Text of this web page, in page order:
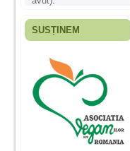
Fiica mea s-a nascut
ani, privind in urma
realizez cat de multe
greseli am facut in
educatia si cresterea
ei, am fost o mama
egoista, preocupata
de implinirea
profesionala, cand ea
era mica am neglijat-
SUSȚINEM